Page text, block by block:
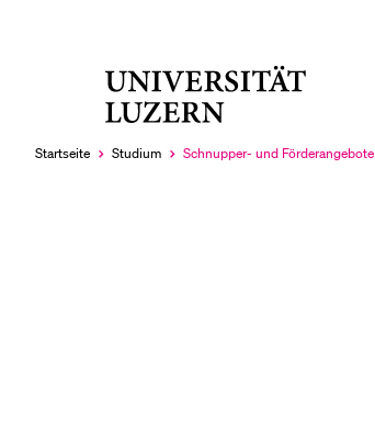
Startseite Studium
Aktuell
Schnupper- und Förderangebote
LETZTE SUCHEN